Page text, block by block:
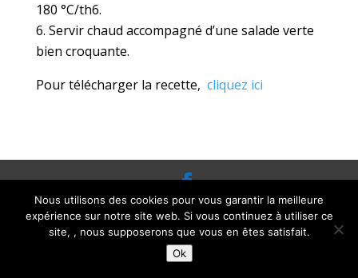
180 °C/th6.
Servir chaud accompagné d’une salade verte
bien croquante.
Pour télécharger la recette, cliquez ici
Crédit Sylvie GINESTET -Mentions légales et
RGPD - Conditions générales de vente- Tel :
05 63 33 00 95
Nous utilisons des cookies pour vous garantir la meilleure
expérience sur notre site web. Si vous continuez à utiliser ce
site, , nous supposerons que vous en êtes satisfait.
Ok